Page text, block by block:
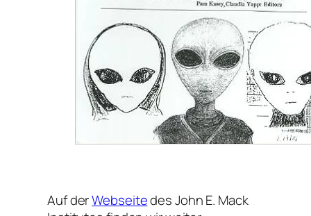
Auf derWebseitedes John E. Mack